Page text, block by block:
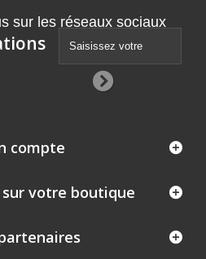
sur les réseaux sociaux
compte
votre boutique